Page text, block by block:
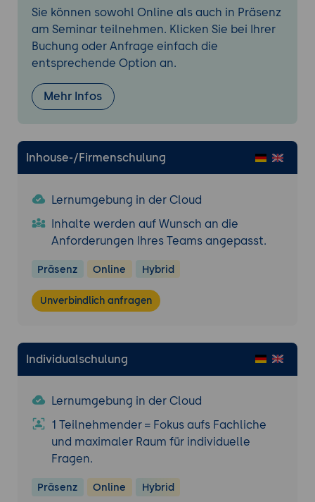
Looping in KNIME
Datenexport in lokalen und remote
Datenbanken
Emailversand
Data Science - Überblick
Einführung in die Data Science und ihre
Ursprünge
Die Stufen der Analyse (nach Gartner)
Grundkonzepte der Statistik
Beschreibende Statistik und
Regression, Overfitting, TreeMethoden,
Bagging und Boosting
Methoden zur Klassifizierung
Unüberwachtes Lernen
Weitere Tools der Data Science
Grundlagen"Business Analysis & Reporting
(BAR) mit Tableau"
Business Analysis & Reporting (BAR) mit
Tableau
Einführung in Tableau
Datenimport in Tableau aus
Sie können sowohl Online als auch in Präsenz
am Seminar teilnehmen. Klicken Sie bei Ihrer
Buchung oder Anfrage einfach die
entsprechende Option an.
Mehr Infos
Inhouse-/Firmenschulung
Lernumgebung in der Cloud
Inhalte werden auf Wunsch an die
Anforderungen Ihres Teams angepasst.
Präsenz Online Hybrid
Unverbindlich anfragen
Individualschulung
Lernumgebung in der Cloud
1 Teilnehmender = Fokus aufs Fachliche
und maximaler Raum für individuelle
Fragen.
Präsenz Online Hybrid